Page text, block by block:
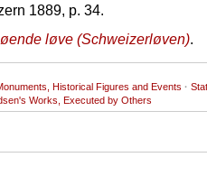
1889, p. 34.
løve (Schweizerløven).
Historical Figures and Events ·
Works, Executed by Others